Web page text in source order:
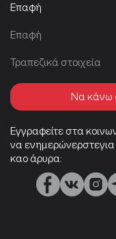
Επαφή
Επαφή
Τραπεζικά στοιχεία
Να κάνω
Εγγραφείτε στα
να
καο άρυρα: